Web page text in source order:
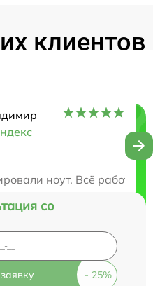
клиентов
ноут. Всё
со